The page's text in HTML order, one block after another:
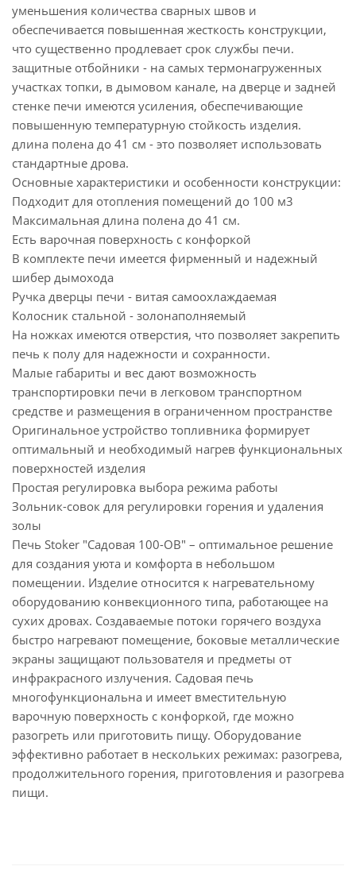
уменьшения количества сварных швов и
обеспечивается повышенная жесткость конструкции,
что существенно продлевает срок службы печи.
защитные отбойники - на самых термонагруженных
участках топки, в дымовом канале, на дверце и задней
стенке печи имеются усиления, обеспечивающие
повышенную температурную стойкость изделия.
длина полена до 41 см - это позволяет использовать
стандартные дрова.
Основные характеристики и особенности конструкции:
Подходит для отопления помещений до 100 м3
Максимальная длина полена до 41 см.
Есть варочная поверхность с конфоркой
В комплекте печи имеется фирменный и надежный
шибер дымохода
Ручка дверцы печи - витая самоохлаждаемая
Колосник стальной - золонаполняемый
На ножках имеются отверстия, что позволяет закрепить
печь к полу для надежности и сохранности.
Малые габариты и вес дают возможность
транспортировки печи в легковом транспортном
средстве и размещения в ограниченном пространстве
Оригинальное устройство топливника формирует
оптимальный и необходимый нагрев функциональных
поверхностей изделия
Простая регулировка выбора режима работы
Зольник-совок для регулировки горения и удаления
золы
Печь Stoker "Садовая 100-ОВ" – оптимальное решение
для создания уюта и комфорта в небольшом
помещении. Изделие относится к нагревательному
оборудованию конвекционного типа, работающее на
сухих дровах. Создаваемые потоки горячего воздуха
быстро нагревают помещение, боковые металлические
экраны защищают пользователя и предметы от
инфракрасного излучения. Садовая печь
многофункциональна и имеет вместительную
варочную поверхность с конфоркой, где можно
разогреть или приготовить пищу. Оборудование
эффективно работает в нескольких режимах: разогрева,
продолжительного горения, приготовления и разогрева
пищи.